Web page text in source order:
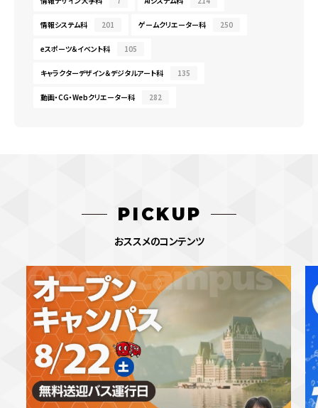
情報システム科 201 ゲームクリエーター科 250
eスポーツ＆イベント科 105
キャラクターデザイン＆デジタルアート科 135
動画・CG・Webクリエーター科 282
PICKUP
おススメのコンテンツ